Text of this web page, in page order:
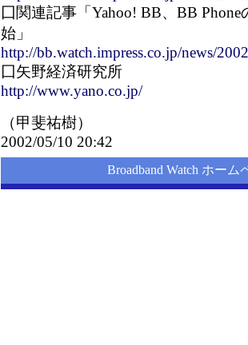
囗関連記事「Yahoo! BB、BB
始」
http://bb.watch.impress.co.jp/news/
囗矢野経済研究所
http://www.yano.co.jp/
（甲斐祐樹）
2002/05/10 20:42
Broadband Watch ホーム